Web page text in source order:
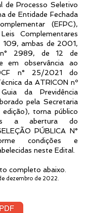
de Processo Seletivo
de Entidade Fechada
(EFPC),
Complementares
109, ambas de 2001,
2989, de 12 de
em observância ao
n° 25/2021 do
da ATRICON nº
da Previdência
pela Secretaria
edição), torna público
a abertura do
PÚBLICA N°
condições e
neste Edital.
completo abaixo.
dezembro de 2022.